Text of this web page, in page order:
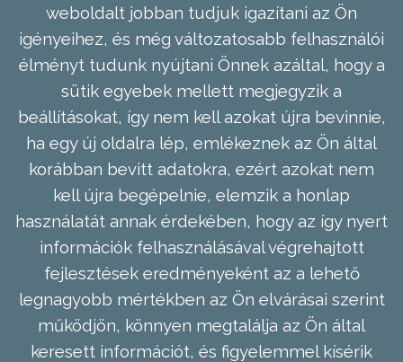
weboldalt jobban tudjuk igazítani az Ön
igényeihez, és még változatosabb felhasználói
élményt tudunk nyújtani Önnek azáltal, hogy a
sütik egyebek mellett megjegyzik a
beállításokat, így nem kell azokat újra bevinnie,
ha egy új oldalra lép, emlékeznek az Ön által
korábban bevitt adatokra, ezért azokat nem
kell újra begépelnie, elemzik a honlap
használatát annak érdekében, hogy az így nyert
információk felhasználásával végrehajtott
fejlesztések eredményeként az a lehető
legnagyobb mértékben az Ön elvárásai szerint
működjön, könnyen megtalálja az Ön által
keresett információt, és figyelemmel kísérik